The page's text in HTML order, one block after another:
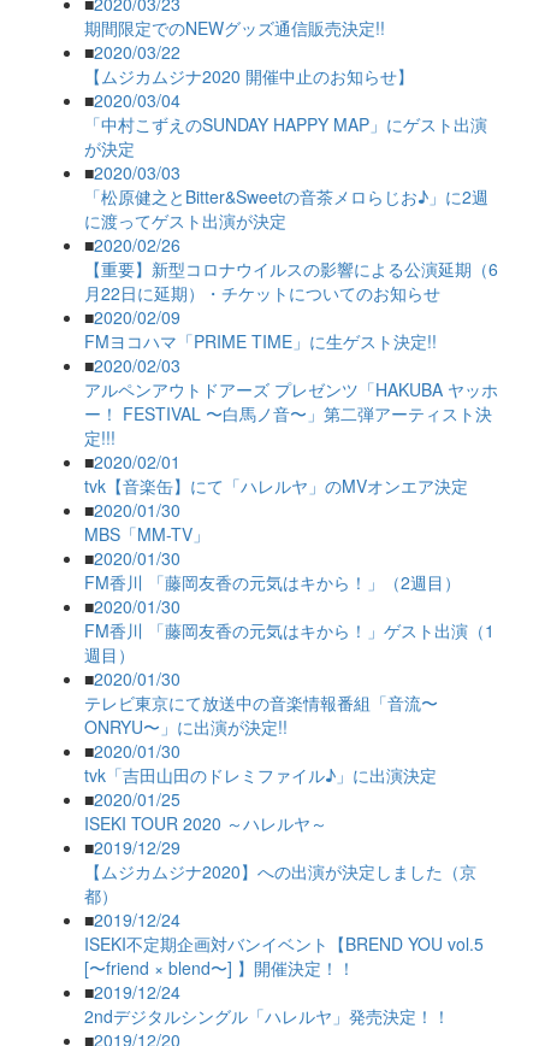
期間限定でのNEWグッズ通信販売決定!!
■2020/03/22
【ムジカムジナ2020 開催中止のお知らせ】
■2020/03/04
「中村こずえのSUNDAY HAPPY MAP」にゲスト出演
が決定
■2020/03/03
「松原健之とBitter&Sweetの音茶メロらじお♪」に2週
に渡ってゲスト出演が決定
■2020/02/26
【重要】新型コロナウイルスの影響による公演延期（6
月22日に延期）・チケットについてのお知らせ
■2020/02/09
FMヨコハマ「PRIME TIME」に生ゲスト決定!!
■2020/02/03
アルペンアウトドアーズ プレゼンツ「HAKUBA ヤッホ
ー！ FESTIVAL 〜白馬ノ音〜」第二弾アーティスト決
定!!!
■2020/02/01
tvk【音楽缶】にて「ハレルヤ」のMVオンエア決定
■2020/01/30
MBS「MM-TV」
■2020/01/30
FM香川 「藤岡友香の元気はキから！」（2週目）
■2020/01/30
FM香川 「藤岡友香の元気はキから！」ゲスト出演（1
週目）
■2020/01/30
テレビ東京にて放送中の音楽情報番組「音流〜
ONRYU〜」に出演が決定!!
■2020/01/30
tvk「吉田山田のドレミファイル♪」に出演決定
■2020/01/25
ISEKI TOUR 2020 ～ハレルヤ～
■2019/12/29
【ムジカムジナ2020】への出演が決定しました（京
都）
■2019/12/24
ISEKI不定期企画対バンイベント【BREND YOU vol.5
[〜friend × blend〜] 】開催決定！！
■2019/12/24
2ndデジタルシングル「ハレルヤ」発売決定！！
■2019/12/20